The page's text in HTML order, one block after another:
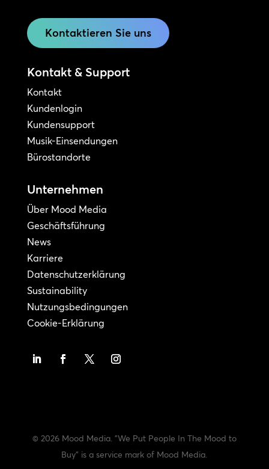
Kontaktieren Sie uns
Kontakt & Support
Kontakt
Kundenlogin
Kundensupport
Musik-Einsendungen
Bürostandorte
Unternehmen
Über Mood Media
Geschäftsführung
News
Karriere
Datenschutzerklärung
Sustainability
Nutzungsbedingungen
Cookie-Erklärung
© 2026 Mood Media. "We Put People In The Mood to
Buy" is a service mark of Mood Media.